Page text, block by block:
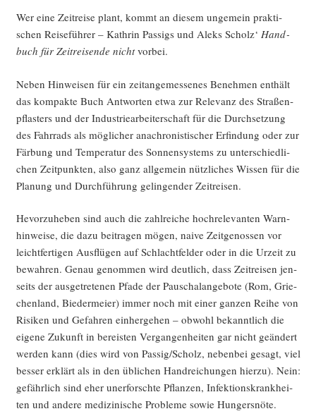
Wer eine Zeit­rei­se plant, kommt an die­sem unge­mein prak­ti­
schen Rei­se­füh­rer – Kath­rin Pas­sigs und Aleks Scholz‘ Hand­
buch für Zeit­rei­sen­de nichtvorbei.
Neben Hin­wei­sen für ein zeit­an­ge­mes­se­nes Beneh­men ent­hält
das kom­pak­te Buch Ant­wor­ten etwa zur Rele­vanz des Stra­ßen­
pflas­ters und der Indus­trie­ar­bei­ter­schaft für die Durch­set­zung
des Fahr­rads als mög­li­cher ana­chro­nis­ti­scher Erfin­dung oder zur
Fär­bung und Tem­pe­ra­tur des Son­nen­sys­tems zu unter­schied­li­
chen Zeit­punk­ten, also ganz all­ge­mein nütz­li­ches Wis­sen für die
Pla­nung und Durch­füh­rung gelin­gen­der Zeitreisen.
Hevor­zu­he­ben sind auch die zahl­rei­che hoch­re­le­van­ten Warn­
hin­wei­se, die dazu bei­tra­gen mögen, nai­ve Zeit­ge­nos­sen vor
leicht­fer­ti­gen Aus­flü­gen auf Schlacht­fel­der oder in die Urzeit zu
bewah­ren. Genau genom­men wird deut­lich, dass Zeit­rei­sen jen­
seits der aus­ge­tre­te­nen Pfa­de der Pau­schal­an­ge­bo­te (Rom, Grie­
chen­land, Bie­der­mei­er) immer noch mit einer gan­zen Rei­he von
Risi­ken und Gefah­ren ein­her­ge­hen – obwohl bekannt­lich die
eige­ne Zukunft in bereis­ten Ver­gan­gen­hei­ten gar nicht geän­dert
wer­den kann (dies wird von Passig/Scholz, neben­bei gesagt, viel
bes­ser erklärt als in den übli­chen Hand­rei­chun­gen hier­zu). Nein:
gefähr­lich sind eher uner­forsch­te Pflan­zen, Infek­ti­ons­krank­hei­
ten und ande­re medi­zi­ni­sche Pro­ble­me sowie Hungersnöte.